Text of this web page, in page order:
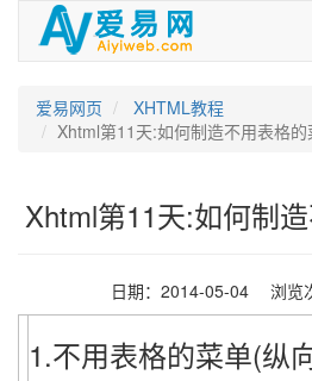
爱易网页
XHTML教程
Xhtml第11天:如何制造不用表格的
Xhtml第11天:如何制
日期：2014-05-04 浏览
1.不用表格的菜单(纵